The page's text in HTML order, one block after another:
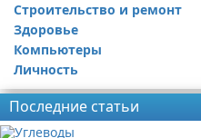
Строительство и ремонт
Здоровье
Компьютеры
Личность
Последние статьи